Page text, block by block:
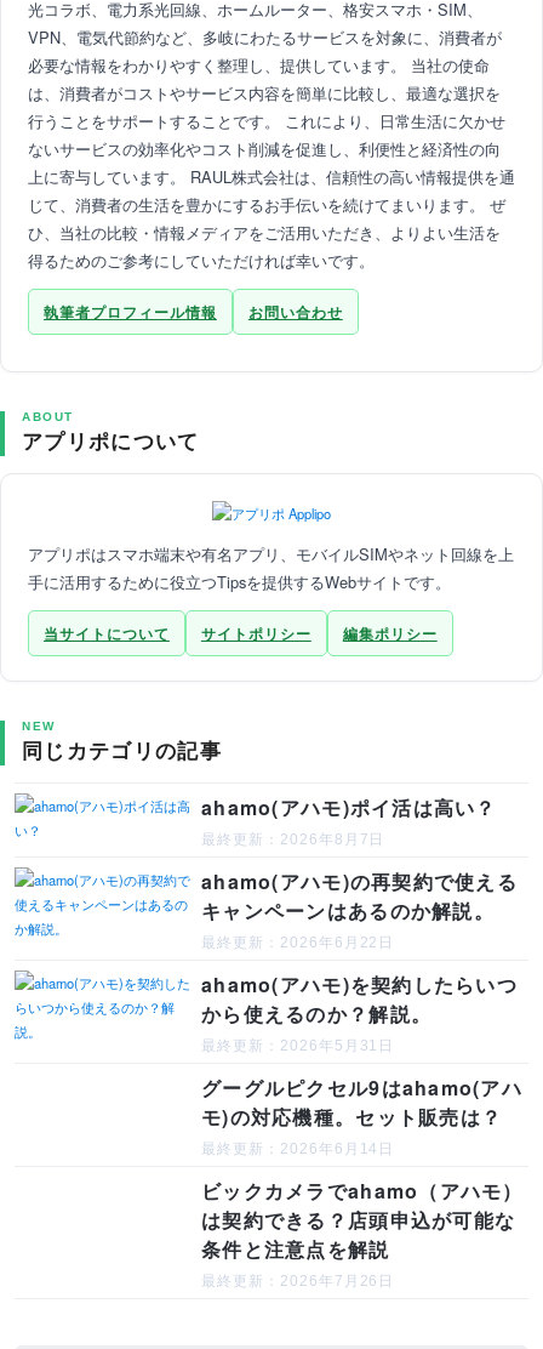
光コラボ、電力系光回線、ホームルーター、格安スマホ・SIM、
VPN、電気代節約など、多岐にわたるサービスを対象に、消費者が
必要な情報をわかりやすく整理し、提供しています。 当社の使命
は、消費者がコストやサービス内容を簡単に比較し、最適な選択を
行うことをサポートすることです。 これにより、日常生活に欠かせ
ないサービスの効率化やコスト削減を促進し、利便性と経済性の向
上に寄与しています。 RAUL株式会社は、信頼性の高い情報提供を通
じて、消費者の生活を豊かにするお手伝いを続けてまいります。 ぜ
ひ、当社の比較・情報メディアをご活用いただき、よりよい生活を
得るためのご参考にしていただければ幸いです。
執筆者プロフィール情報 お問い合わせ
ABOUT
アプリポについて
アプリポはスマホ端末や有名アプリ、モバイルSIMやネット回線を上
手に活用するために役立つTipsを提供するWebサイトです。
当サイトについて サイトポリシー 編集ポリシー
NEW
同じカテゴリの記事
ahamo(アハモ)ポイ活は高い？
最終更新：2026年8月7日
ahamo(アハモ)の再契約で使える
キャンペーンはあるのか解説。
最終更新：2026年6月22日
ahamo(アハモ)を契約したらいつ
から使えるのか？解説。
最終更新：2026年5月31日
グーグルピクセル9はahamo(アハ
モ)の対応機種。セット販売は？
最終更新：2026年6月14日
ビックカメラでahamo（アハモ）
は契約できる？店頭申込が可能な
条件と注意点を解説
最終更新：2026年7月26日